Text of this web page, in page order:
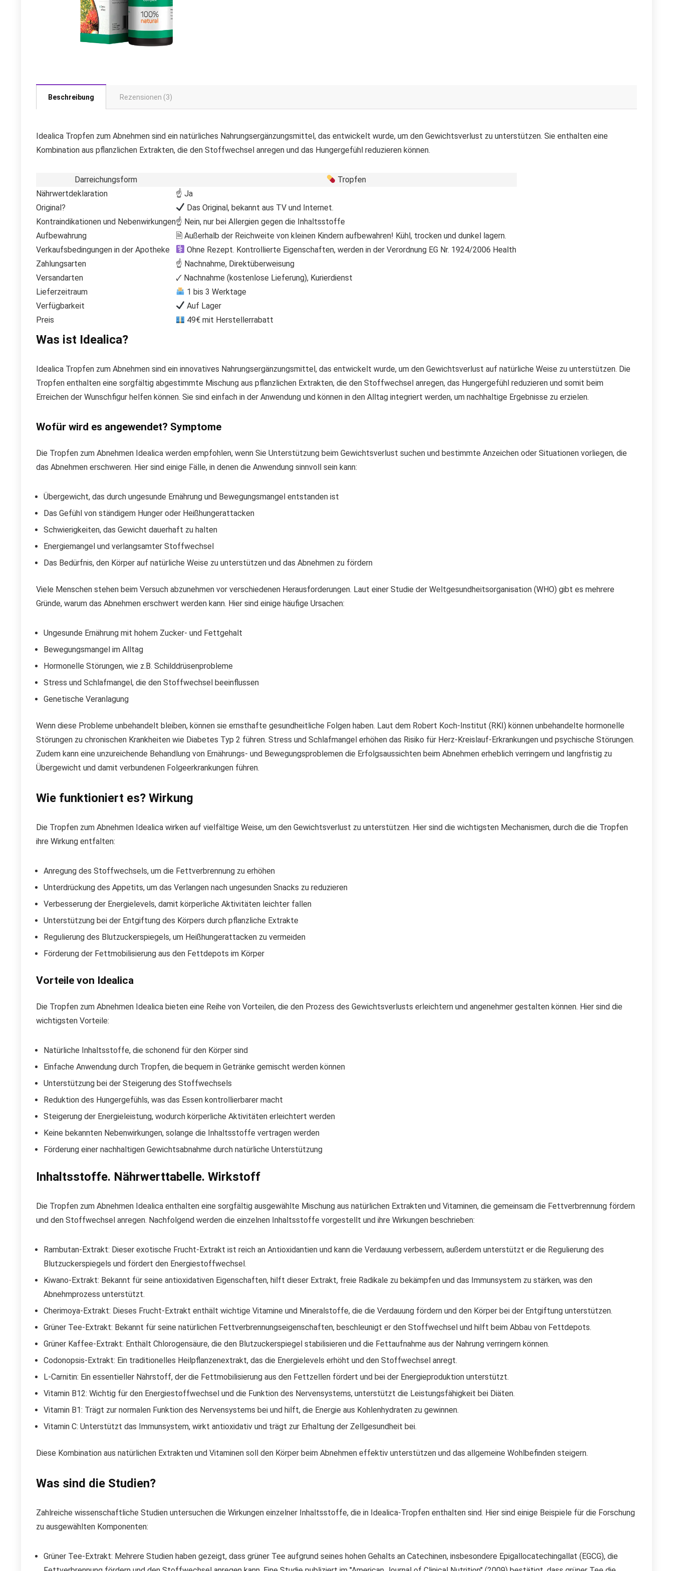
Beschreibung Rezensionen (3)
Idealica Tropfen zum Abnehmen sind ein natürliches Nahrungsergänzungsmittel, das entwickelt wurde, um den Gewichtsverlust zu unterstützen. Sie enthalten eine
Kombination aus pflanzlichen Extrakten, die den Stoffwechsel anregen und das Hungergefühl reduzieren können.
Darreichungsform
Tropfen
Nährwertdeklaration
☝ Ja
Original?
Das Original, bekannt aus TV und Internet.
Kontraindikationen und Nebenwirkungen☝ Nein, nur bei Allergien gegen die Inhaltsstoffe
Aufbewahrung
🗎 Außerhalb der Reichweite von kleinen Kindern aufbewahren! Kühl, trocken und dunkel lagern.
Verkaufsbedingungen in der Apotheke
Ohne Rezept. Kontrollierte Eigenschaften, werden in der Verordnung EG Nr. 1924/2006 Health
Zahlungsarten
☝ Nachnahme, Direktüberweisung
Versandarten
🗸 Nachnahme (kostenlose Lieferung), Kurierdienst
Lieferzeitraum
1 bis 3 Werktage
Verfügbarkeit
Auf Lager
Preis
49€ mit Herstellerrabatt
Was ist Idealica?
Idealica Tropfen zum Abnehmen sind ein innovatives Nahrungsergänzungsmittel, das entwickelt wurde, um den Gewichtsverlust auf natürliche Weise zu unterstützen. Die
Tropfen enthalten eine sorgfältig abgestimmte Mischung aus pflanzlichen Extrakten, die den Stoffwechsel anregen, das Hungergefühl reduzieren und somit beim
Erreichen der Wunschfigur helfen können. Sie sind einfach in der Anwendung und können in den Alltag integriert werden, um nachhaltige Ergebnisse zu erzielen.
Wofür wird es angewendet? Symptome
Die Tropfen zum Abnehmen Idealica werden empfohlen, wenn Sie Unterstützung beim Gewichtsverlust suchen und bestimmte Anzeichen oder Situationen vorliegen, die
das Abnehmen erschweren. Hier sind einige Fälle, in denen die Anwendung sinnvoll sein kann:
Übergewicht, das durch ungesunde Ernährung und Bewegungsmangel entstanden ist
Das Gefühl von ständigem Hunger oder Heißhungerattacken
Schwierigkeiten, das Gewicht dauerhaft zu halten
Energiemangel und verlangsamter Stoffwechsel
Das Bedürfnis, den Körper auf natürliche Weise zu unterstützen und das Abnehmen zu fördern
Viele Menschen stehen beim Versuch abzunehmen vor verschiedenen Herausforderungen. Laut einer Studie der Weltgesundheitsorganisation (WHO) gibt es mehrere
Gründe, warum das Abnehmen erschwert werden kann. Hier sind einige häufige Ursachen:
Ungesunde Ernährung mit hohem Zucker- und Fettgehalt
Bewegungsmangel im Alltag
Hormonelle Störungen, wie z.B. Schilddrüsenprobleme
Stress und Schlafmangel, die den Stoffwechsel beeinflussen
Genetische Veranlagung
Wenn diese Probleme unbehandelt bleiben, können sie ernsthafte gesundheitliche Folgen haben. Laut dem Robert Koch-Institut (RKI) können unbehandelte hormonelle
Störungen zu chronischen Krankheiten wie Diabetes Typ 2 führen. Stress und Schlafmangel erhöhen das Risiko für Herz-Kreislauf-Erkrankungen und psychische Störungen.
Zudem kann eine unzureichende Behandlung von Ernährungs- und Bewegungsproblemen die Erfolgsaussichten beim Abnehmen erheblich verringern und langfristig zu
Übergewicht und damit verbundenen Folgeerkrankungen führen.
Wie funktioniert es? Wirkung
Die Tropfen zum Abnehmen Idealica wirken auf vielfältige Weise, um den Gewichtsverlust zu unterstützen. Hier sind die wichtigsten Mechanismen, durch die die Tropfen
ihre Wirkung entfalten:
Anregung des Stoffwechsels, um die Fettverbrennung zu erhöhen
Unterdrückung des Appetits, um das Verlangen nach ungesunden Snacks zu reduzieren
Verbesserung der Energielevels, damit körperliche Aktivitäten leichter fallen
Unterstützung bei der Entgiftung des Körpers durch pflanzliche Extrakte
Regulierung des Blutzuckerspiegels, um Heißhungerattacken zu vermeiden
Förderung der Fettmobilisierung aus den Fettdepots im Körper
Vorteile von Idealica
Die Tropfen zum Abnehmen Idealica bieten eine Reihe von Vorteilen, die den Prozess des Gewichtsverlusts erleichtern und angenehmer gestalten können. Hier sind die
wichtigsten Vorteile:
Natürliche Inhaltsstoffe, die schonend für den Körper sind
Einfache Anwendung durch Tropfen, die bequem in Getränke gemischt werden können
Unterstützung bei der Steigerung des Stoffwechsels
Reduktion des Hungergefühls, was das Essen kontrollierbarer macht
Steigerung der Energieleistung, wodurch körperliche Aktivitäten erleichtert werden
Keine bekannten Nebenwirkungen, solange die Inhaltsstoffe vertragen werden
Förderung einer nachhaltigen Gewichtsabnahme durch natürliche Unterstützung
Inhaltsstoffe. Nährwerttabelle. Wirkstoff
Die Tropfen zum Abnehmen Idealica enthalten eine sorgfältig ausgewählte Mischung aus natürlichen Extrakten und Vitaminen, die gemeinsam die Fettverbrennung fördern
und den Stoffwechsel anregen. Nachfolgend werden die einzelnen Inhaltsstoffe vorgestellt und ihre Wirkungen beschrieben:
Rambutan-Extrakt: Dieser exotische Frucht-Extrakt ist reich an Antioxidantien und kann die Verdauung verbessern, außerdem unterstützt er die Regulierung des
Blutzuckerspiegels und fördert den Energiestoffwechsel.
Kiwano-Extrakt: Bekannt für seine antioxidativen Eigenschaften, hilft dieser Extrakt, freie Radikale zu bekämpfen und das Immunsystem zu stärken, was den
Abnehmprozess unterstützt.
Cherimoya-Extrakt: Dieses Frucht-Extrakt enthält wichtige Vitamine und Mineralstoffe, die die Verdauung fördern und den Körper bei der Entgiftung unterstützen.
Grüner Tee-Extrakt: Bekannt für seine natürlichen Fettverbrennungseigenschaften, beschleunigt er den Stoffwechsel und hilft beim Abbau von Fettdepots.
Grüner Kaffee-Extrakt: Enthält Chlorogensäure, die den Blutzuckerspiegel stabilisieren und die Fettaufnahme aus der Nahrung verringern können.
Codonopsis-Extrakt: Ein traditionelles Heilpflanzenextrakt, das die Energielevels erhöht und den Stoffwechsel anregt.
L-Carnitin: Ein essentieller Nährstoff, der die Fettmobilisierung aus den Fettzellen fördert und bei der Energieproduktion unterstützt.
Vitamin B12: Wichtig für den Energiestoffwechsel und die Funktion des Nervensystems, unterstützt die Leistungsfähigkeit bei Diäten.
Vitamin B1: Trägt zur normalen Funktion des Nervensystems bei und hilft, die Energie aus Kohlenhydraten zu gewinnen.
Vitamin C: Unterstützt das Immunsystem, wirkt antioxidativ und trägt zur Erhaltung der Zellgesundheit bei.
Diese Kombination aus natürlichen Extrakten und Vitaminen soll den Körper beim Abnehmen effektiv unterstützen und das allgemeine Wohlbefinden steigern.
Was sind die Studien?
Zahlreiche wissenschaftliche Studien untersuchen die Wirkungen einzelner Inhaltsstoffe, die in Idealica-Tropfen enthalten sind. Hier sind einige Beispiele für die Forschung
zu ausgewählten Komponenten:
Grüner Tee-Extrakt: Mehrere Studien haben gezeigt, dass grüner Tee aufgrund seines hohen Gehalts an Catechinen, insbesondere Epigallocatechingallat (EGCG), die